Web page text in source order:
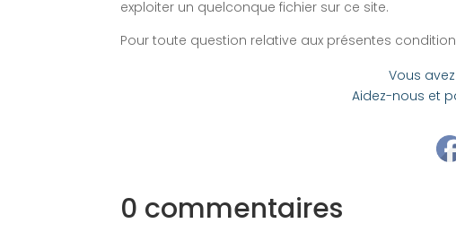
exploiter un quelconque fichier sur ce site.
Pour toute question relative aux présentes
Vous
Aidez-nous et
0 commentaires